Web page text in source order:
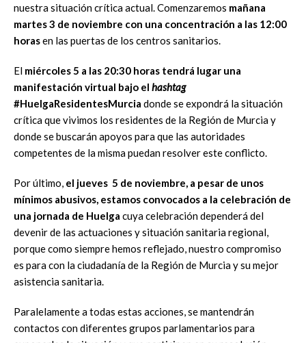
nuestra situación crítica actual. Comenzaremos mañana
martes 3 de noviembre con una concentración a las 12:00
horasen las puertas de los centros sanitarios.
El miércoles 5 a las 20:30 horas tendrá lugar una
manifestación virtual bajo el hashtag
#HuelgaResidentesMurcia donde se expondrá la situación
crítica que vivimos los residentes de la Región de Murcia y
donde se buscarán apoyos para que las autoridades
competentes de la misma puedan resolver este conflicto.
Por último, el jueves 5 de noviembre, a pesar de unos
mínimos abusivos, estamos convocados a la celebración de
una jornada de Huelga cuya celebración dependerá del
devenir de las actuaciones y situación sanitaria regional,
porque como siempre hemos reflejado, nuestro compromiso
es para con la ciudadanía de la Región de Murcia y su mejor
asistencia sanitaria.
Paralelamente a todas estas acciones, se mantendrán
contactos con diferentes grupos parlamentarios para